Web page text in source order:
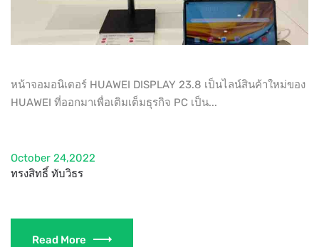
หน้าจอมอนิเตอร์ HUAWEI DISPLAY 23.8 เป็นไลน์สินค้าใหม่ของ
HUAWEI ที่ออกมาเพื่อเติมเต็มธุรกิจ PC เป็น...
October 24,2022
ทรงสิทธิ์ ทับวิธร
Read More